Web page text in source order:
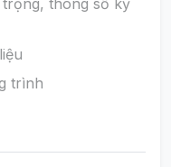
thông số kỹ
trình